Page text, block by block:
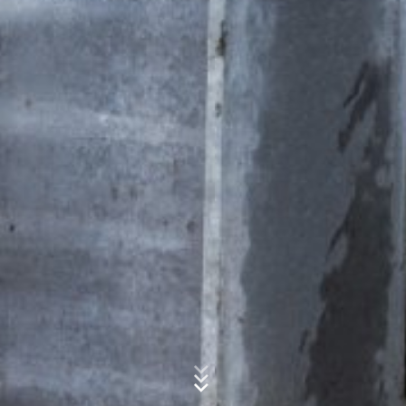
zmluvných štátoch dohody o Európskom hospodárskom
priestore pred prenosom do USA. Len vo výnimočných
prípadoch sa prenáša plná IP-adresa na server
spoločnosti Google do USA a tam sa skráti. Z poverenia
prevádzkovateľa tejto webovej stránky použije
spoločnosť Google tieto informácie na vyhodnotenie
Vášho používania webovej stránky, na zostavenie správ
o Vašich aktivitách na webovej stránke a na poskytnutie
ďalších služieb prevádzkovateľovi webovej stránky
spojené s používaním webovej stránky a používaním
internetu. IP-adresa poskytnutá Vašim prehliadačom
v rámci Google Analytics nebude zlúčená s inými údajmi
Prehliadačový plugin
Ukladaniu cookies do pamäte môžete zabrániť
zodpovedajúcim nastavením Vášho prehliadačového
softwaru; upozorňujeme však na to, že v takom prípade
sa môže stať, že nebudete môcť v plnom rozsahu
využívať všetky funkcie tejto webovej stránky. Okrem
toho môžete zabrániť evidovaniu údajov, ktoré sa
vytvárajú prostredníctvom cookie a ktoré sa vzťahujú
Nahrajte svoj životopis
Celková veľkosť súboru:
zásadami ochrany osobných údajov
Bauchemie